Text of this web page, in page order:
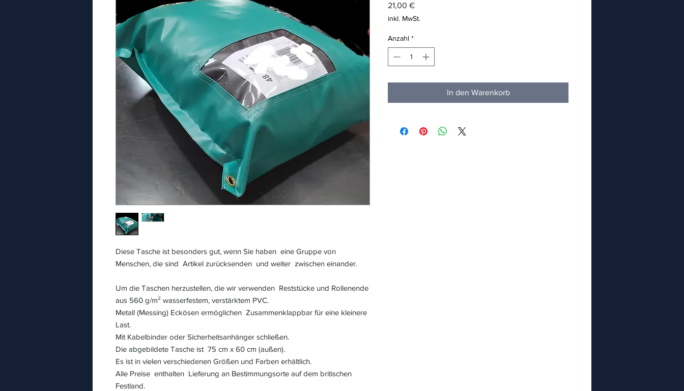
Diese Tasche ist besonders gut, wenn Sie haben eine Gruppe von
Menschen, die sind Artikel zurücksenden und weiter zwischen einander.
Um die Taschen herzustellen, die wir verwenden Reststücke und Rollenende
aus 560 g/m² wasserfestem, verstärktem PVC.
Metall (Messing) Eckösen ermöglichen Zusammenklappbar für eine kleinere
Last.
Mit Kabelbinder oder Sicherheitsanhänger schließen.
Die abgebildete Tasche ist 75 cm x 60 cm (außen).
Es ist in vielen verschiedenen Größen und Farben erhältlich.
Alle Preise enthalten Lieferung an Bestimmungsorte auf dem britischen
Festland.
21,00 €Preis
inkl. MwSt.
Anzahl *
In den Warenkorb